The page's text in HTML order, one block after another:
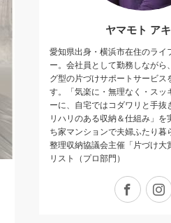
ヤマモト ア
愛知県出身・横浜市在住のライ
ー。会社員として勤務しながら
グ型の片づけサポートサービス
す。「気楽に・無理なく・スッ
ーに、自宅ではコダワリと手抜
リハリのある収納＆仕組み」を
ち家マンションで夫婦ふたり暮
整理収納協議会主催「片づけ大
リスト（プロ部門）